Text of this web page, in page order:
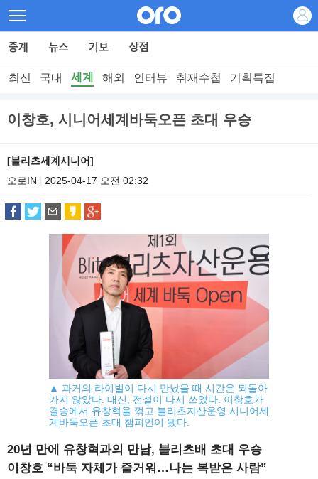
최신 국내 세계 해외 인터뷰 취재수첩 기획특집
이창호, 시니어세계바둑오픈 초대 우승
[블리츠세계시니어]
오로IN
2025-04-17 오전 02:32
▲ 과거의 라이벌이 다시 만났을 때 시간은 되돌아
가지 않았다. 대신, 전설이 다시 쓰였다. 이창호가
결승에서 유창혁을 꺾고 블리츠자산운영 시니어세
계바둑오픈 초대 챔피언이 됐다.
20년 만에 유창혁과의 만남, 블리츠배 초대 우승
이창호 “바둑 자체가 즐거워…나는 복받은 사람”